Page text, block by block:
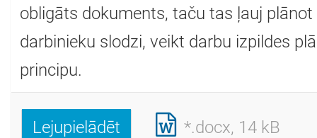
obligāts dokuments, taču tas ļauj
darbinieku slodzi, veikt darbu izpildes
principu.
Lejupielādēt *.docx, 14 kB